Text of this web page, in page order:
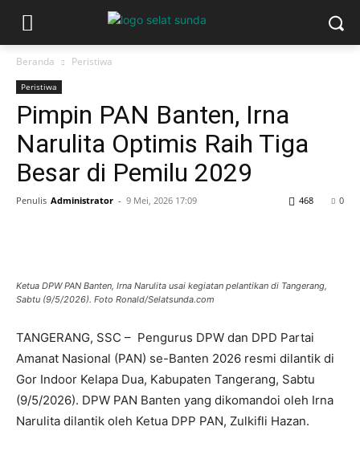
Beranda Peristiwa
Peristiwa
Pimpin PAN Banten, Irna
Narulita Optimis Raih Tiga
Besar di Pemilu 2029
Penulis Administrator - 9 Mei, 2026 17:09 0
468
Ketua DPW PAN Banten, Irna Narulita usai kegiatan pelantikan di Tangerang,
Sabtu (9/5/2026). Foto Ronald/Selatsunda.com
TANGERANG, SSC – Pengurus DPW dan DPD Partai
Amanat Nasional (PAN) se-Banten 2026 resmi dilantik di
Gor Indoor Kelapa Dua, Kabupaten Tangerang, Sabtu
(9/5/2026). DPW PAN Banten yang dikomandoi oleh Irna
Narulita dilantik oleh Ketua DPP PAN, Zulkifli Hazan.